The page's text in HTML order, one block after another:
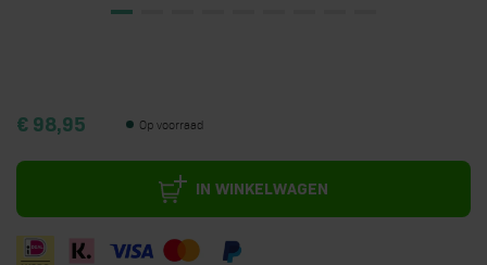
€ 98,95 Op voorraad
IN WINKELWAGEN